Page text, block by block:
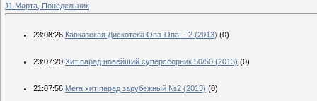
11 Марта, Понедельник
23:08:26 Кавказская Дискотека Опа-Опа! - 2 (2013) (0)
23:07:20 Хит парад новейший суперсборник 50/50 (2013) (0)
21:07:56 Мега хит парад зарубежный №2 (2013) (0)